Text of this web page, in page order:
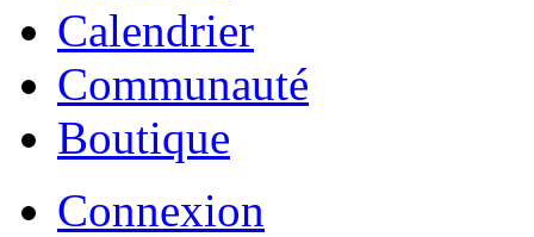
Calendrier
Communauté
Boutique
Connexion